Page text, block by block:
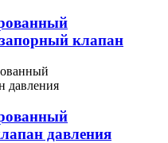
клапан
давления